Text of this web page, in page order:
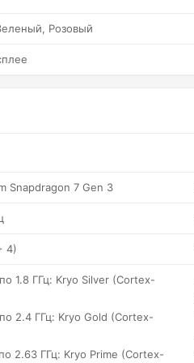
Розовый
Snapdragon 7 Gen 3
4)
1.8 ГГц: Kryo Silver (Cortex-
2.4 ГГц: Kryo Gold (Cortex-
2.63 ГГц: Kryo Prime (Cortex-